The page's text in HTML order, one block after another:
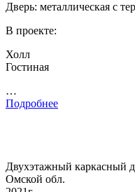
Дверь: металлическая с
В проекте:
Холл
Гостиная
…
Подробнее
Двухэтажный каркасный
Омской обл.